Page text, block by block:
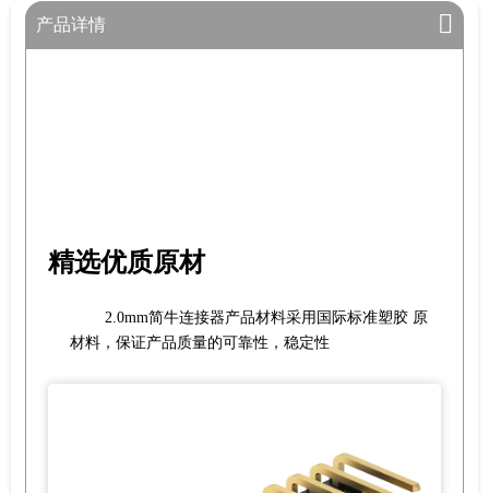
产品详情
精选优质原材
2.0mm简牛连接器产品材料采用国际标准塑胶 原
材料，保证产品质量的可靠性，稳定性